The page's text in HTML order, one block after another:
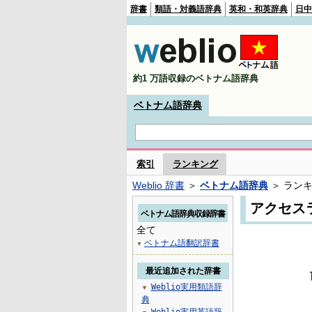
辞書 類語・対義語辞典 英和・和英辞典 日
約1 万語収録のベトナム語辞典
ベトナム語辞典
索引 ランキング
Weblio 辞書 ＞ ベトナム語辞典 ＞ ラン
アクセス
ベトナム語辞典収録辞書
全て
▼ ベトナム語翻訳辞書
最近追加された辞書
▼
Weblio実用類語辞
典